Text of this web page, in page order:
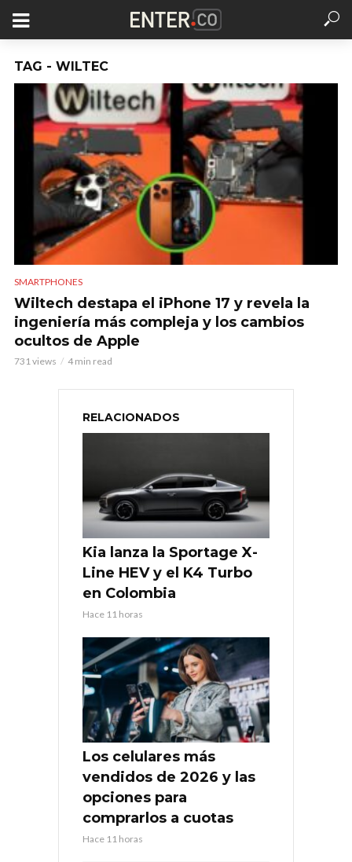
TAG - WILTEC
SMARTPHONES
Wiltech destapa el iPhone 17 y revela la
ingeniería más compleja y los cambios
ocultos de Apple
731 views 4 min read
RELACIONADOS
Kia lanza la Sportage X-
Line HEV y el K4 Turbo
en Colombia
Hace 11 horas
Los celulares más
vendidos de 2026 y las
opciones para
comprarlos a cuotas
Hace 11 horas